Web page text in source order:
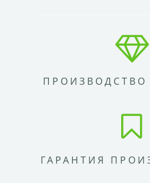
ПРОИЗВОДСТВО
ГАРАНТИЯ